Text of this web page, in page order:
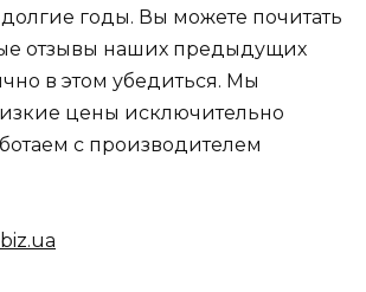
годы. Вы можете почитать
отзывы наших предыдущих
в этом убедиться. Мы
цены исключительно
с производителем